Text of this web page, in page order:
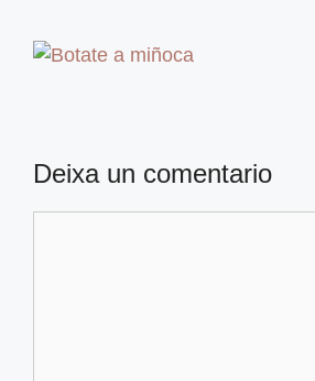
Deixa un comentario